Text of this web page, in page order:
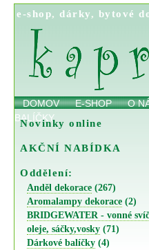
e-shop,dárky, bytové
DOMOV E-SHOP O
BALÍČKY
Novinky online
AKČNÍ NABÍDKA
Oddělení:
Anděl dekorace (267)
Aromalampy dekorace (2)
BRIDGEWATER - vonné
oleje, sáčky,vosky (71)
Dárkové balíčky (4)